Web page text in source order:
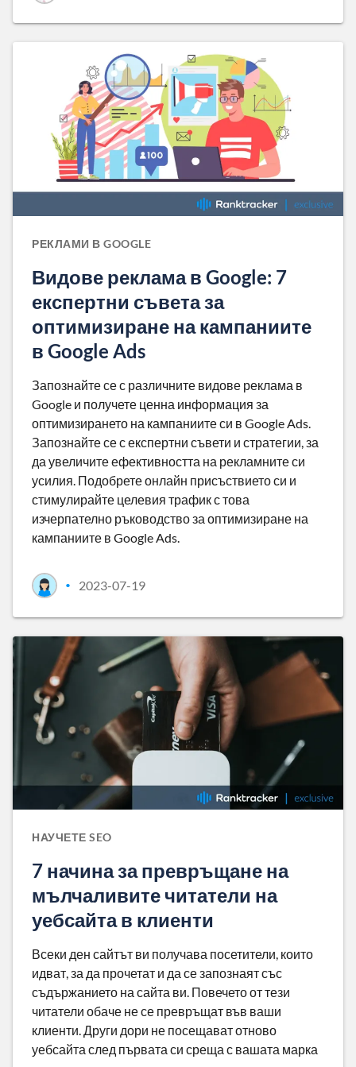
РЕКЛАМИ В GOOGLE
Видове реклама в Google: 7
експертни съвета за
оптимизиране на кампаниите
в Google Ads
Запознайте се с различните видове реклама в
Google и получете ценна информация за
оптимизирането на кампаниите си в Google Ads.
Запознайте се с експертни съвети и стратегии, за
да увеличите ефективността на рекламните си
усилия. Подобрете онлайн присъствието си и
стимулирайте целевия трафик с това
изчерпателно ръководство за оптимизиране на
кампаниите в Google Ads.
• 2023-07-19
НАУЧЕТЕ SEO
7 начина за превръщане на
мълчаливите читатели на
уебсайта в клиенти
Всеки ден сайтът ви получава посетители, които
идват, за да прочетат и да се запознаят със
съдържанието на сайта ви. Повечето от тези
читатели обаче не се превръщат във ваши
клиенти. Други дори не посещават отново
уебсайта след първата си среща с вашата марка